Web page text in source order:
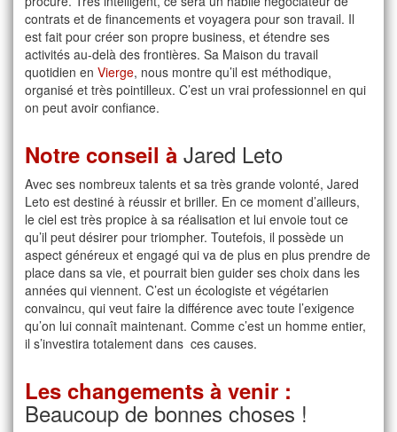
contrats et de financements et voyagera pour son travail. Il
est fait pour créer son propre business, et étendre ses
activités au-delà des frontières. Sa Maison du travail
quotidien en Vierge, nous montre qu’il est méthodique,
organisé et très pointilleux. C’est un vrai professionnel en qui
on peut avoir confiance.
Notre conseil à Jared Leto
Avec ses nombreux talents et sa très grande volonté, Jared
Leto est destiné à réussir et briller. En ce moment d’ailleurs,
le ciel est très propice à sa réalisation et lui envoie tout ce
qu’il peut désirer pour triompher. Toutefois, il possède un
aspect généreux et engagé qui va de plus en plus prendre de
place dans sa vie, et pourrait bien guider ses choix dans les
années qui viennent. C’est un écologiste et végétarien
convaincu, qui veut faire la différence avec toute l’exigence
qu’on lui connaît maintenant. Comme c’est un homme entier,
il s’investira totalement dans ces causes.
Les changements à venir :
Beaucoup de bonnes choses !